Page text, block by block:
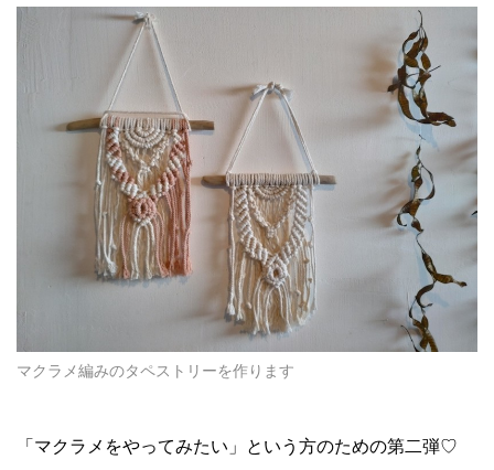
マクラメ編みのタペストリーを作ります
「マクラメをやってみたい」という方のための第二弾♡